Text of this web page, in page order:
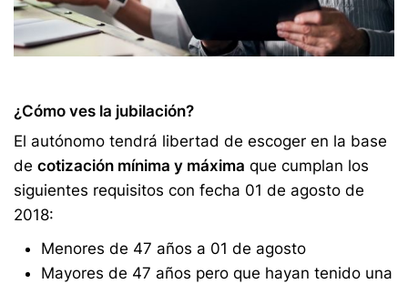
¿Cómo ves la jubilación?
El autónomo tendrá libertad de escoger en la base
de cotización mínima y máxima que cumplan los
siguientes requisitos con fecha 01 de agosto de
2018:
Menores de 47 años a 01 de agosto
Mayores de 47 años pero que hayan tenido una